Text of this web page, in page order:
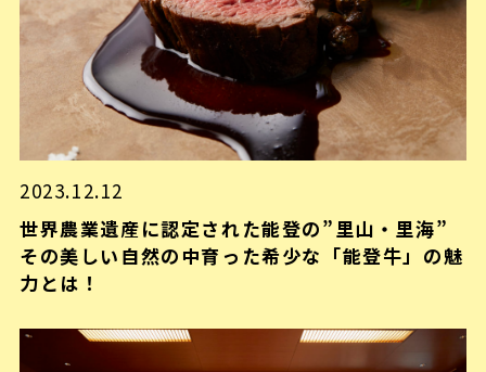
2023.12.12
世界農業遺産に認定された能登の”里山・里海”
その美しい自然の中育った希少な「能登牛」の魅
力とは！